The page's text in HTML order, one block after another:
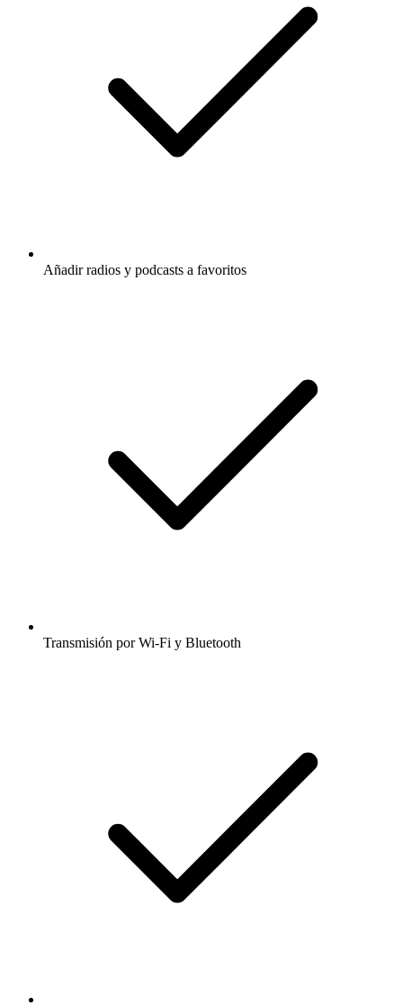
Añadir radios y podcasts a favoritos
Transmisión por Wi-Fi y Bluetooth